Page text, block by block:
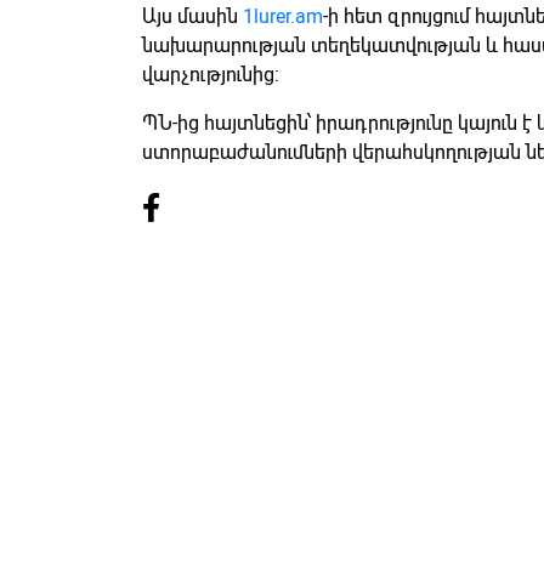
Այս մասին 1lurer.am-ի հետ զրույցում
նախարարության տեղեկատվության և
վարչությունից:
ՊՆ-ից հայտնեցին՝ իրադրությունը կայուն
ստորաբաժանումների վերահսկողության